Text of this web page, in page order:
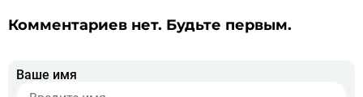
Комментариев нет. Будьте первым.
Ваше имя